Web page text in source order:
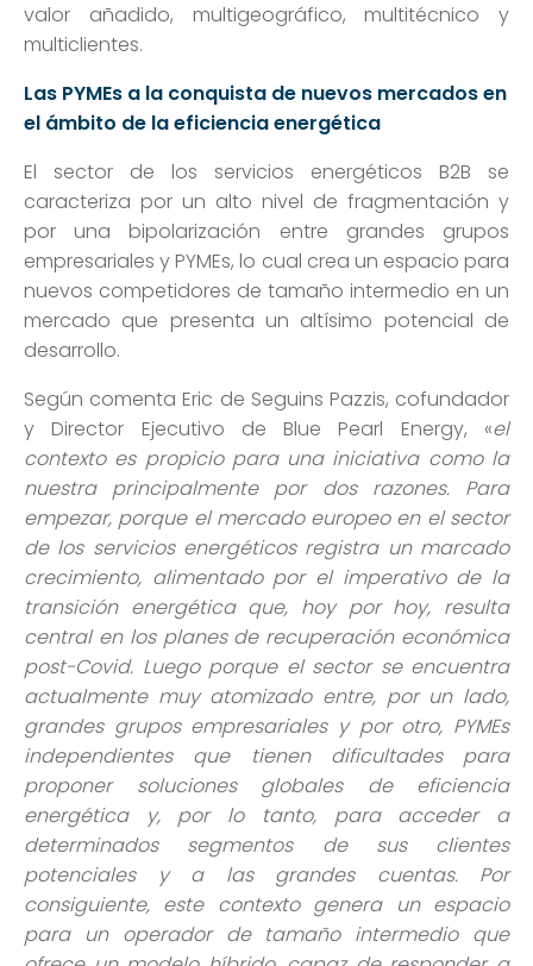
valor añadido, multigeográfico, multitécnico y
multiclientes.
Las PYMEs a la conquista de nuevos mercados en
el ámbito de la eficiencia energética
El sector de los servicios energéticos B2B se
caracteriza por un alto nivel de fragmentación y
por una bipolarización entre grandes grupos
empresariales y PYMEs, lo cual crea un espacio para
nuevos competidores de tamaño intermedio en un
mercado que presenta un altísimo potencial de
desarrollo.
Según comenta Eric de Seguins Pazzis, cofundador
y Director Ejecutivo de Blue Pearl Energy, «el
contexto es propicio para una iniciativa como la
nuestra principalmente por dos razones. Para
empezar, porque el mercado europeo en el sector
de los servicios energéticos registra un marcado
crecimiento, alimentado por el imperativo de la
transición energética que, hoy por hoy, resulta
central en los planes de recuperación económica
post-Covid. Luego porque el sector se encuentra
actualmente muy atomizado entre, por un lado,
grandes grupos empresariales y por otro, PYMEs
independientes que tienen dificultades para
proponer soluciones globales de eficiencia
energética y, por lo tanto, para acceder a
determinados segmentos de sus clientes
potenciales y a las grandes cuentas. Por
consiguiente, este contexto genera un espacio
para un operador de tamaño intermedio que